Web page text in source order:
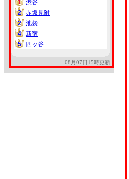
1
1
渋谷
2
2
赤坂見附
2
2
池袋
4
4
新宿
5
5 四ッ谷
08月07日15時更新